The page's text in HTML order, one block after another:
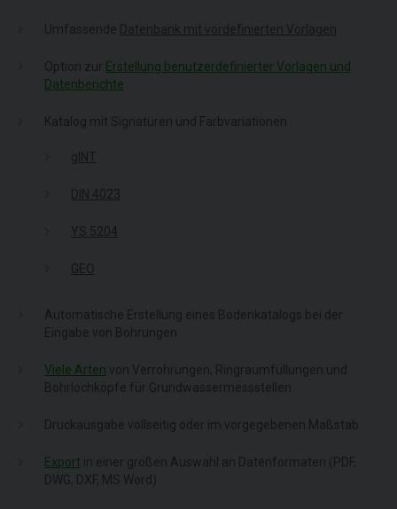
Umfassende Datenbank mit vordefinierten Vorlagen
Option zur Erstellung benutzerdefinierter Vorlagen und
Datenberichte
Katalog mit Signaturen und Farbvariationen
gINT
DIN 4023
YS 5204
GEO
Automatische Erstellung eines Bodenkatalogs bei der
Eingabe von Bohrungen
Viele Arten von Verrohrungen, Ringraumfüllungen und
Bohrlochköpfe für Grundwassermessstellen
Druckausgabe vollseitig oder im vorgegebenen Maßstab
Export in einer großen Auswahl an Datenformaten (PDF,
DWG, DXF, MS Word)